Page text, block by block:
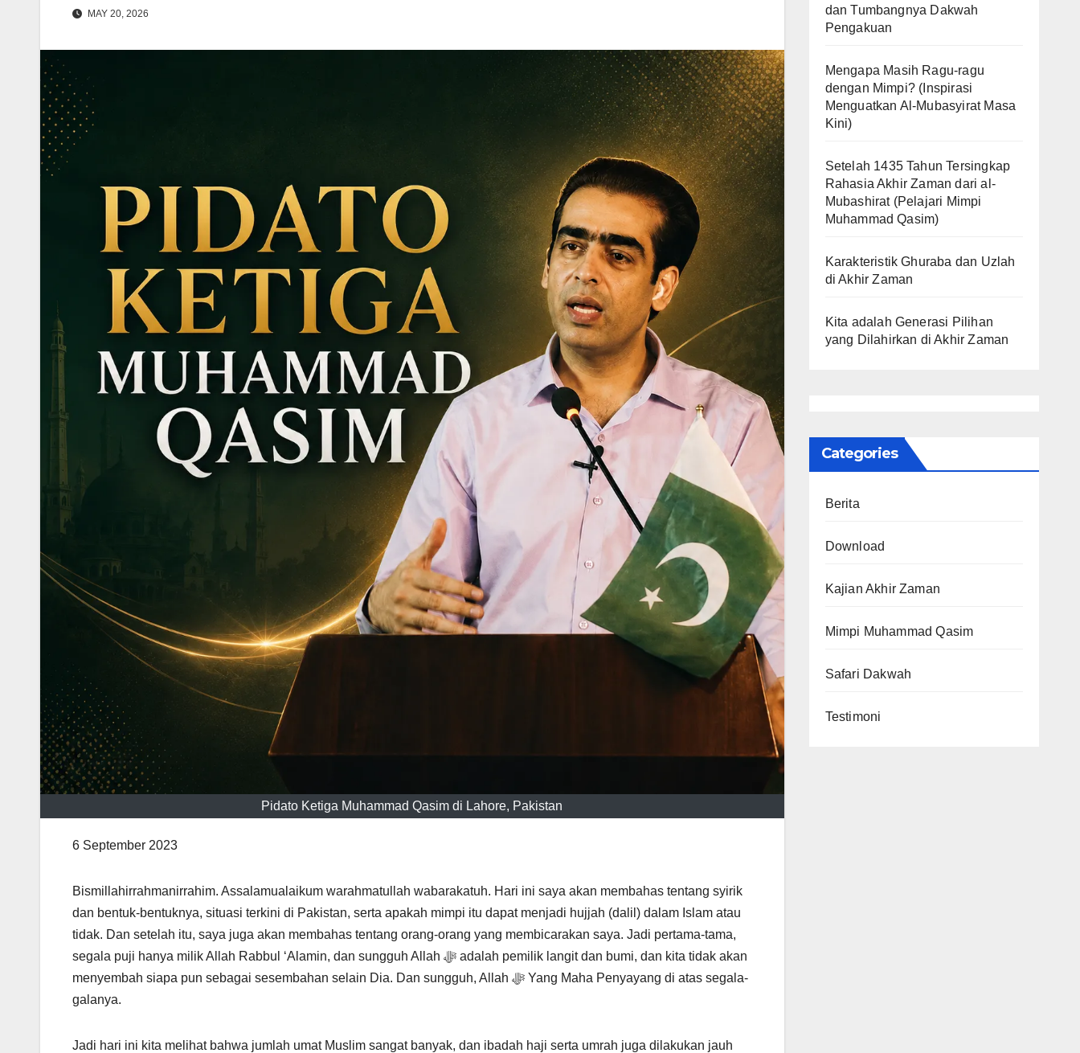
MAY 20, 2026
Pidato Ketiga Muhammad Qasim di Lahore, Pakistan
6 September 2023
Bismillahirrahmanirrahim. Assalamualaikum warahmatullah wabarakatuh. Hari ini saya akan membahas tentang syirik
dan bentuk-bentuknya, situasi terkini di Pakistan, serta apakah mimpi itu dapat menjadi hujjah (dalil) dalam Islam atau
tidak. Dan setelah itu, saya juga akan membahas tentang orang-orang yang membicarakan saya. Jadi pertama-tama,
segala puji hanya milik Allah Rabbul ‘Alamin, dan sungguh Allah ﷻ adalah pemilik langit dan bumi, dan kita tidak akan
menyembah siapa pun sebagai sesembahan selain Dia. Dan sungguh, Allah ﷻ Yang Maha Penyayang di atas segala-
galanya.
Jadi hari ini kita melihat bahwa jumlah umat Muslim sangat banyak, dan ibadah haji serta umrah juga dilakukan jauh
dan Tumbangnya Dakwah
Pengakuan
Mengapa Masih Ragu-ragu
dengan Mimpi? (Inspirasi
Menguatkan Al-Mubasyirat Masa
Kini)
Setelah 1435 Tahun Tersingkap
Rahasia Akhir Zaman dari al-
Mubashirat (Pelajari Mimpi
Muhammad Qasim)
Karakteristik Ghuraba dan Uzlah
di Akhir Zaman
Kita adalah Generasi Pilihan
yang Dilahirkan di Akhir Zaman
Categories
Berita
Download
Kajian Akhir Zaman
Mimpi Muhammad Qasim
Safari Dakwah
Testimoni